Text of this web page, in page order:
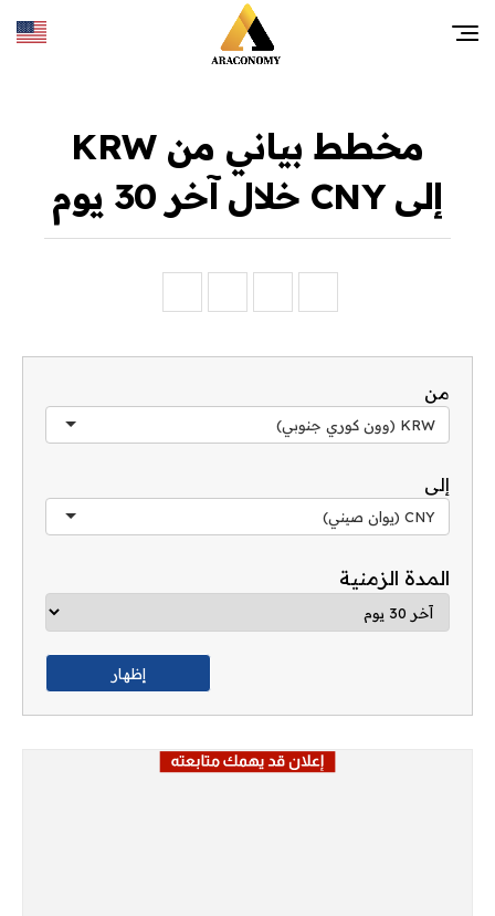
مخطط بياني من KRW
إلى CNY خلال آخر 30 يوم
من
KRW (وون كوري جنوبي)
إلى
CNY (يوان صيني)
المدة الزمنية